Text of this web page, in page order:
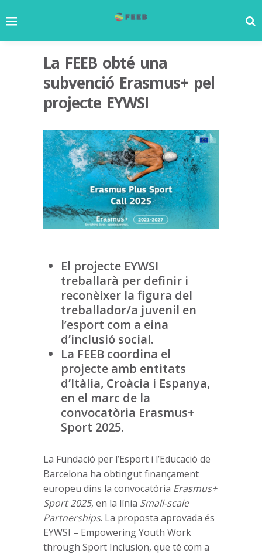
La FEEB obté una
subvenció Erasmus+ pel
projecte EYWSI
El projecte EYWSI
treballarà per definir i
reconèixer la figura del
treballador/a juvenil en
l’esport com a eina
d’inclusió social.
La FEEB coordina el
projecte amb entitats
d’Itàlia, Croàcia i Espanya,
en el marc de la
convocatòria Erasmus+
Sport 2025.
La Fundació per l’Esport i l’Educació de
Barcelona ha obtingut finançament
europeu dins la convocatòria Erasmus+
Sport 2025, en la línia Small-scale
Partnerships. La proposta aprovada és
EYWSI – Empowering Youth Work
through Sport Inclusion, que té com a